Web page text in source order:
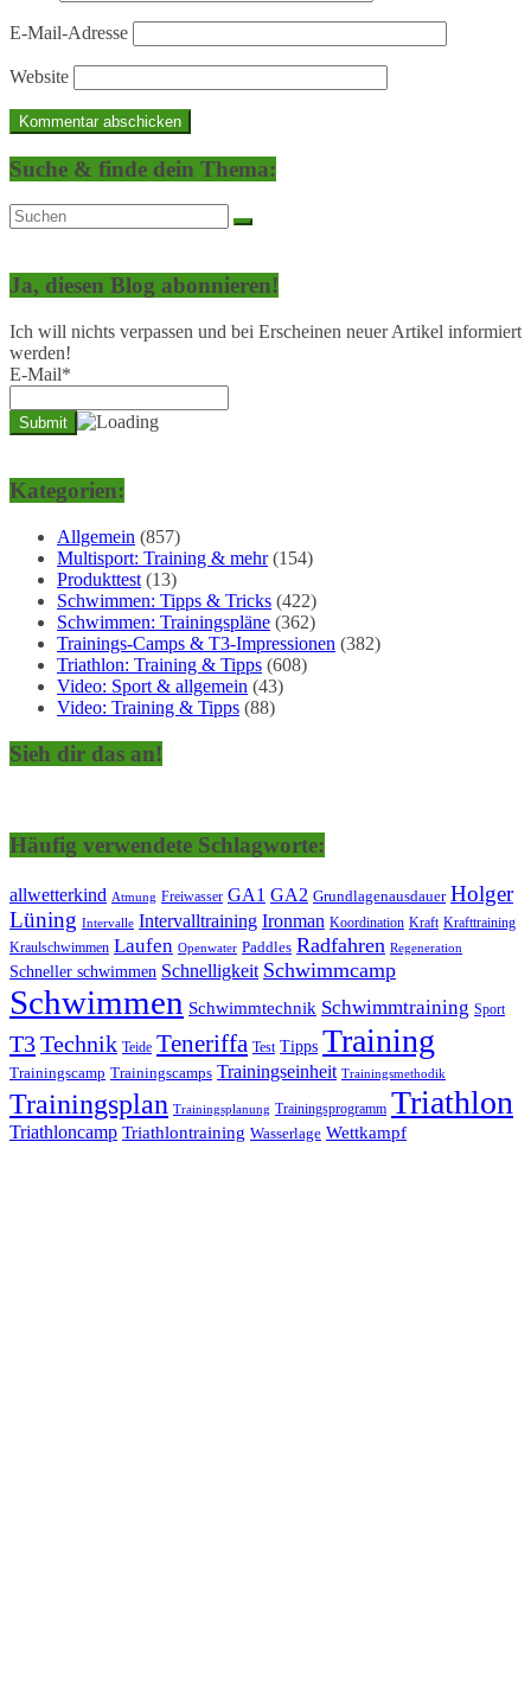
E-Mail-Adresse
Website
Suche & finde dein Thema:
Ja, diesen Blog abonnieren!
Ich will nichts verpassen und bei Erscheinen neuer Artikel informiert
werden!
E-Mail*
Kategorien:
Allgemein (857)
Multisport: Training & mehr(154)
Produkttest (13)
Schwimmen: Tipps & Tricks (422)
Schwimmen: Trainingspläne (362)
Trainings-Camps & T3-Impressionen (382)
Triathlon: Training & Tipps (608)
Video: Sport & allgemein (43)
Video: Training & Tipps (88)
Sieh dir das an!
Häufig verwendete Schlagworte:
allwetterkind Atmung Freiwasser GA1 GA2 Grundlagenausdauer Holger
Lüning Intervalle Intervalltraining Ironman Koordination Kraft Krafttraining
Kraulschwimmen Laufen Openwater Paddles Radfahren Regeneration
Schneller schwimmen Schnelligkeit Schwimmcamp
Schwimmen Schwimmtechnik Schwimmtraining Sport
T3Technik Teide Teneriffa Test Tipps Training
Trainingscamp Trainingscamps Trainingseinheit Trainingsmethodik
Trainingsplan Trainingsplanung Trainingsprogramm Triathlon
Triathloncamp Triathlontraining Wasserlage Wettkampf